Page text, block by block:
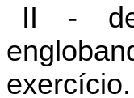
II - de
exercício.